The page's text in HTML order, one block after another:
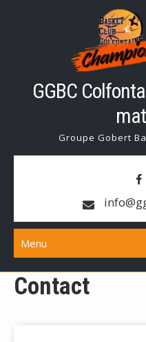
GGBC
Groupe Gobert
Menu
Contact